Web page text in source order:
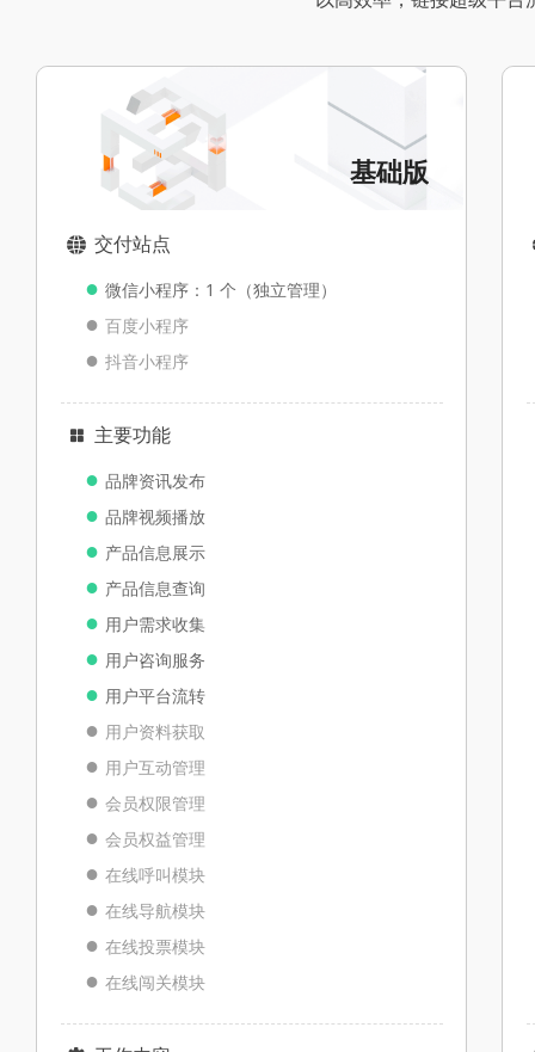
● 微信小程序：1 个（独立管理）
● 百度小程序
● 抖音小程序
뀁 交付站点
넒 主要功能
基础版
● 品牌资讯发布
● 品牌视频播放
● 产品信息展示
● 产品信息查询
● 用户需求收集
● 用户咨询服务
● 用户平台流转
● 用户资料获取​​​​
● 用户互动管理
● 会员权限管理
● 会员权益管理
● 在线呼叫模块
● 在线导航模块
● 在线投票模块
● 在线闯关模块